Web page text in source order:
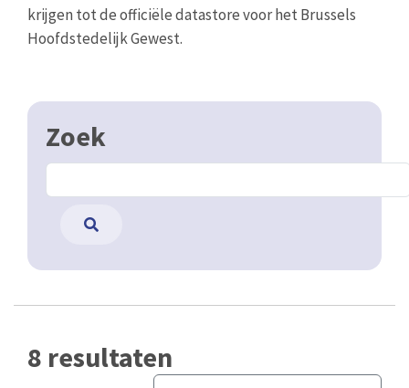
krijgen tot de officiële datastore voor het Brussels
Hoofdstedelijk Gewest.
Zoek
8 resultaten